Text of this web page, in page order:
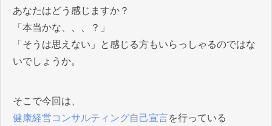
あなたはどう感じますか？
「本当かな、、、？」
「そうは思えない」と感じる方もいらっしゃるのではな
いでしょうか。
そこで今回は、
健康経営コンサルティング自己宣言を行っている